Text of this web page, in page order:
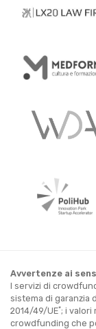
Avvertenze ai
I servizi di
sistema di garanzia
2014/49/UE*; i valori
crowdfunding che